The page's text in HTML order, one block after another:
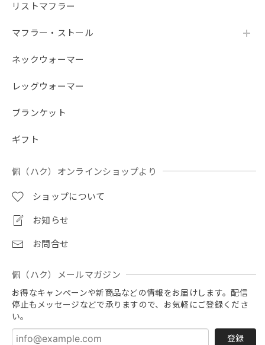
リストマフラー
マフラー・ストール
ネックウォーマー
レッグウォーマー
ブランケット
ギフト
佩（ハク）オンラインショップより
ショップについて
お知らせ
お問合せ
佩（ハク）メールマガジン
お得なキャンペーンや新商品などの情報をお届けします。配信
停止もメッセージなどで承りますので、お気軽にご登録くださ
い。
登録